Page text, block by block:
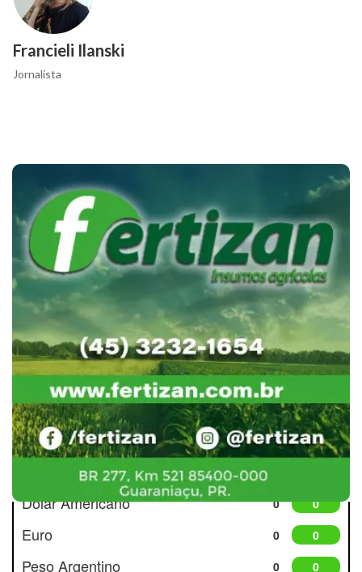
Francieli Ilanski
Jornalista
Cotações
Dólar Americano 0 0
Euro 0 0
Peso Argentino 0 0